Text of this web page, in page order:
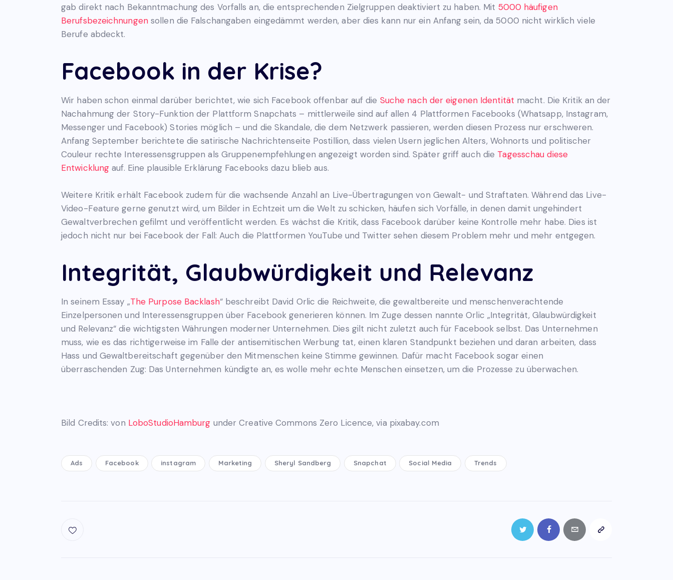
gab direkt nach Bekanntmachung des Vorfalls an, die entsprechenden Zielgruppen deaktiviert zu haben. Mit 5000 häufigen
Berufsbezeichnungensollen die Falschangaben eingedämmt werden, aber dies kann nur ein Anfang sein, da 5000 nicht wirklich viele
Berufe abdeckt.
Facebook in der Krise?
Wir haben schon einmal darüber berichtet, wie sich Facebook offenbar auf die Suche nach der eigenen Identität macht. Die Kritik an der
Nachahmung der Story-Funktion der Plattform Snapchats – mittlerweile sind auf allen 4 Plattformen Facebooks (Whatsapp, Instagram,
Messenger und Facebook) Stories möglich – und die Skandale, die dem Netzwerk passieren, werden diesen Prozess nur erschweren.
Anfang September berichtete die satirische Nachrichtenseite Postillion, dass vielen Usern jeglichen Alters, Wohnorts und politischer
Couleur rechte Interessensgruppen als Gruppenempfehlungen angezeigt worden sind. Später griff auch die Tagesschau diese
Entwicklung auf. Eine plausible Erklärung Facebooks dazu blieb aus.
Weitere Kritik erhält Facebook zudem für die wachsende Anzahl an Live-Übertragungen von Gewalt- und Straftaten. Während das Live-
Video-Feature gerne genutzt wird, um Bilder in Echtzeit um die Welt zu schicken, häufen sich Vorfälle, in denen damit ungehindert
Gewaltverbrechen gefilmt und veröffentlicht werden. Es wächst die Kritik, dass Facebook darüber keine Kontrolle mehr habe. Dies ist
jedoch nicht nur bei Facebook der Fall: Auch die Plattformen YouTube und Twitter sehen diesem Problem mehr und mehr entgegen.
Integrität, Glaubwürdigkeit und Relevanz
In seinem Essay „The Purpose Backlash“ beschreibt David Orlic die Reichweite, die gewaltbereite und menschenverachtende
Einzelpersonen und Interessensgruppen über Facebook generieren können. Im Zuge dessen nannte Orlic „Integrität, Glaubwürdigkeit
und Relevanz“ die wichtigsten Währungen moderner Unternehmen. Dies gilt nicht zuletzt auch für Facebook selbst. Das Unternehmen
muss, wie es das richtigerweise im Falle der antisemitischen Werbung tat, einen klaren Standpunkt beziehen und daran arbeiten, dass
Hass und Gewaltbereitschaft gegenüber den Mitmenschen keine Stimme gewinnen. Dafür macht Facebook sogar einen
überraschenden Zug: Das Unternehmen kündigte an, es wolle mehr echte Menschen einsetzen, um die Prozesse zu überwachen.
Bild Credits: von LoboStudioHamburg under Creative Commons Zero Licence, via pixabay.com
Ads Facebook instagram Marketing Sheryl Sandberg Snapchat Social Media Trends